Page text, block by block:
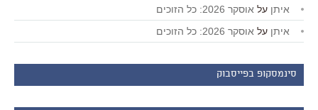
איתן על אוסקר 2026: כל הזוכים
איתן על אוסקר 2026: כל הזוכים
סינמסקופ בפייסבוק